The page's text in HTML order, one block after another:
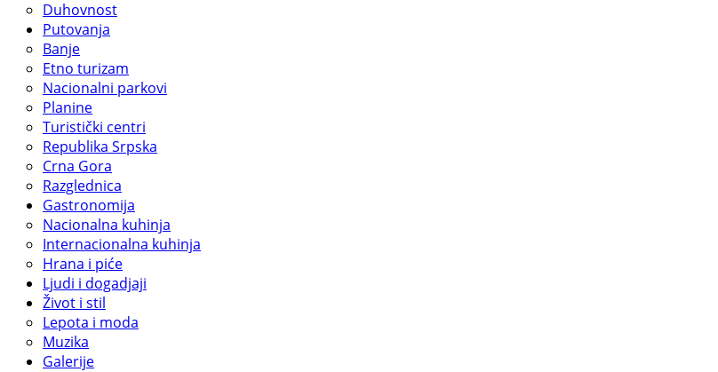
Duhovnost
Putovanja
Banje
Etno turizam
Nacionalni parkovi
Planine
Turistički centri
Republika Srpska
Crna Gora
Razglednica
Gastronomija
Nacionalna kuhinja
Internacionalna kuhinja
Hrana i piće
Ljudi i dogadjaji
Život i stil
Lepota i moda
Muzika
Galerije